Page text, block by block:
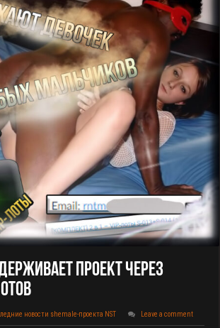
Проект Через
новости shemale-проекта NST Leave a comment